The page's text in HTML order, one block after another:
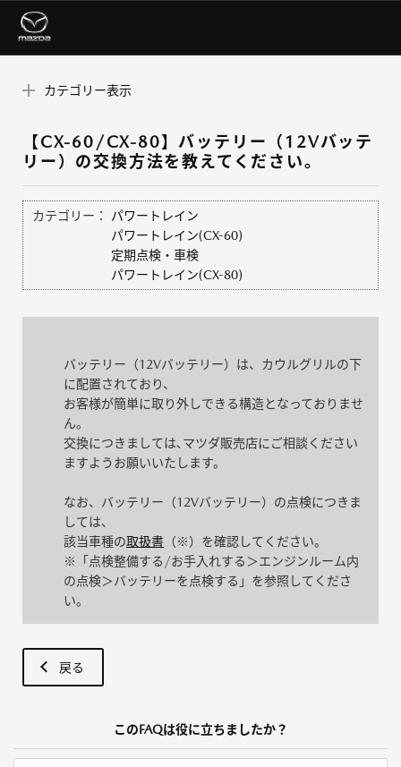
カテゴリー表示
【CX-60/CX-80】バッテリー（12Vバッテ
リー）の交換方法を教えてください。
カテゴリー：
パワートレイン
パワートレイン(CX-60)
定期点検・車検
パワートレイン(CX-80)
バッテリー（12Vバッテリー）は、カウルグリルの下
に配置されており、
お客様が簡単に取り外しできる構造となっておりませ
ん。
交換につきましては､マツダ販売店にご相談ください
ますようお願いいたします。
なお、バッテリー（12Vバッテリー）の点検につきま
しては、
該当車種の取扱書 （※）を確認してください。
※「点検整備する/お手入れする＞エンジンルーム内
の点検＞バッテリーを点検する」を参照してくださ
い。
戻る
このFAQは役に立ちましたか？